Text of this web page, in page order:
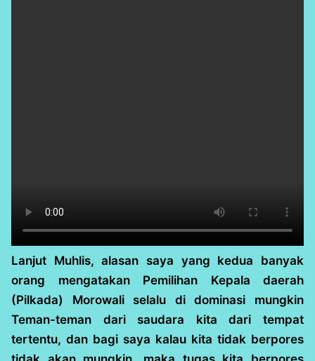
Lanjut Muhlis, alasan saya yang kedua banyak
orang mengatakan Pemilihan Kepala daerah
(Pilkada) Morowali selalu di dominasi mungkin
Teman-teman dari saudara kita dari tempat
tertentu, dan bagi saya kalau kita tidak berpores